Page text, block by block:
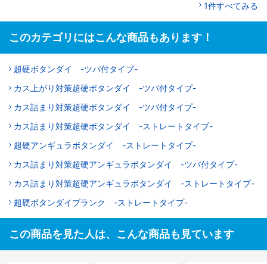
1件すべてみる
このカテゴリにはこんな商品もあります！
超硬ボタンダイ -ツバ付タイプ-
カス上がり対策超硬ボタンダイ -ツバ付タイプ-
カス詰まり対策超硬ボタンダイ -ツバ付タイプ-
カス詰まり対策超硬ボタンダイ -ストレートタイプ-
超硬アンギュラボタンダイ -ストレートタイプ-
カス詰まり対策超硬アンギュラボタンダイ -ツバ付タイプ-
カス詰まり対策超硬アンギュラボタンダイ -ストレートタイプ-
超硬ボタンダイブランク -ストレートタイプ-
この商品を見た人は、こんな商品も見ています